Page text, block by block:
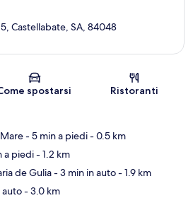
Mappa
Castellabate, SA, 84048
spostarsi Ristoranti
- 5 min a piedi- 0.5 km
a piedi- 1.2 km
de Gulia- 3 min in auto- 1.9 km
auto- 3.0 km